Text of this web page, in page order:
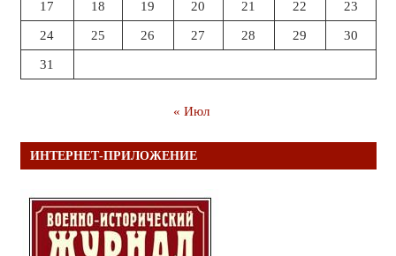
17 18 19 20 21 22 23
24 25 26 27 28 29 30
31
« Июл
ИНТЕРНЕТ-ПРИЛОЖЕНИЕ